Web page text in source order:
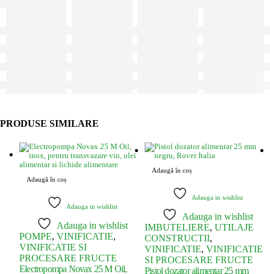
PRODUSE SIMILARE
Adaugă în coș
Adauga in wishlist
Adauga in wishlist
POMPE, VINIFICATIE,
VINIFICATIE SI
PROCESARE FRUCTE
Electropompa Novax 25 M Oil,
Adaugă în coș
Adauga in wishlist
Adauga in wishlist
IMBUTELIERE, UTILAJE
CONSTRUCTII,
VINIFICATIE, VINIFICATIE
SI PROCESARE FRUCTE
Pistol dozator alimentar 25 mm